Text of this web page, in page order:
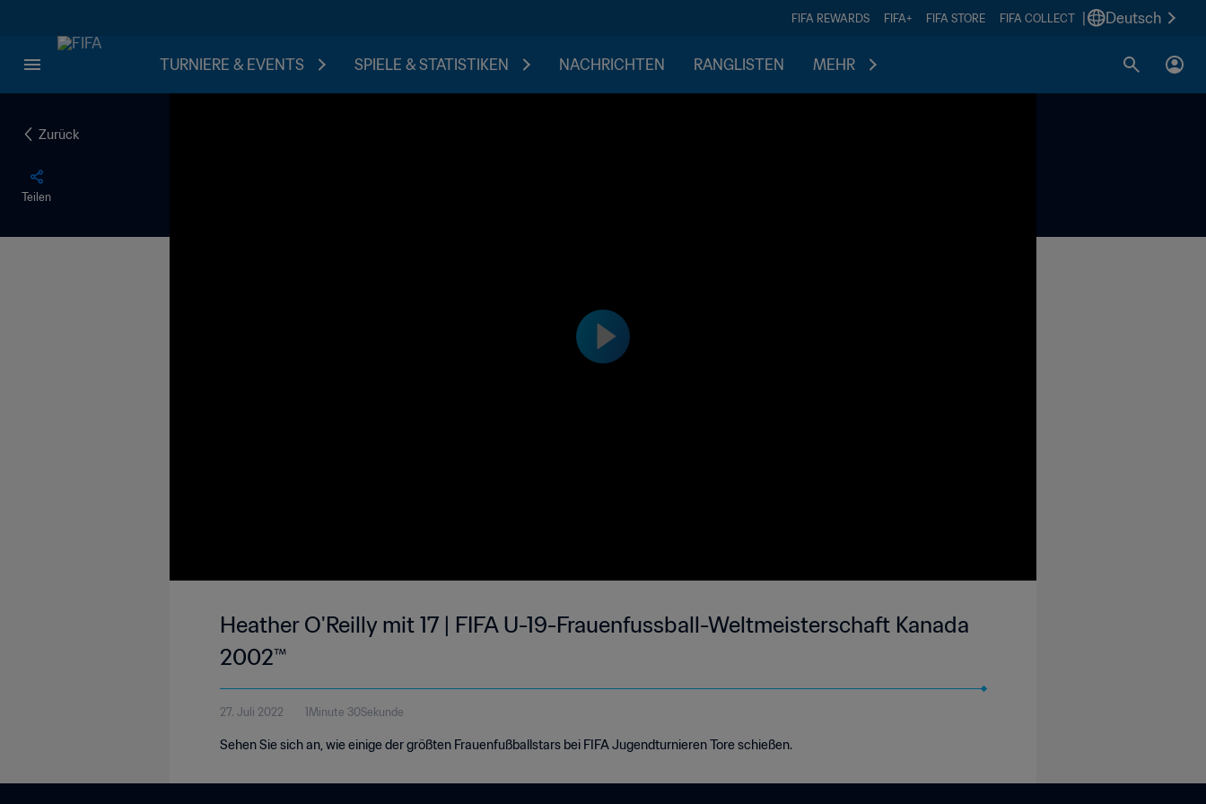
FIFA REWARDS FIFA+ FIFA STORE FIFA COLLECT Deutsch
TURNIERE & EVENTS SPIELE & STATISTIKEN NACHRICHTEN RANGLISTEN MEHR
Zurück
Teilen
Heather O'Reilly mit 17 | FIFA U-19-Frauenfussball-Weltmeisterschaft Kanada
2002™
27. Juli 2022 1Minute 30Sekunde
Sehen Sie sich an, wie einige der größten Frauenfußballstars bei FIFA Jugendturnieren Tore schießen.